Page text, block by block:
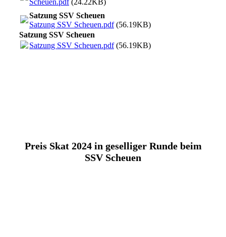
Satzung SSV Scheuen
Satzung SSV Scheuen.pdf(56.19KB)
Satzung SSV Scheuen
Satzung SSV Scheuen.pdf(56.19KB)
Preis Skat 2024 in geselliger Runde beim
SSV Scheuen